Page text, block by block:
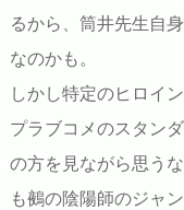
るから、筒井先生自
なのかも。
しかし特定のヒロイ
プラブコメのスタン
の方を見ながら思う
も鵺の陰陽師のジャ